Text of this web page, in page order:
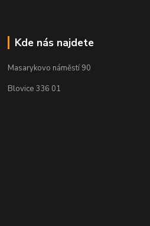
Kde nás najdete
Masarykovo náměstí 90
Blovice 336 01